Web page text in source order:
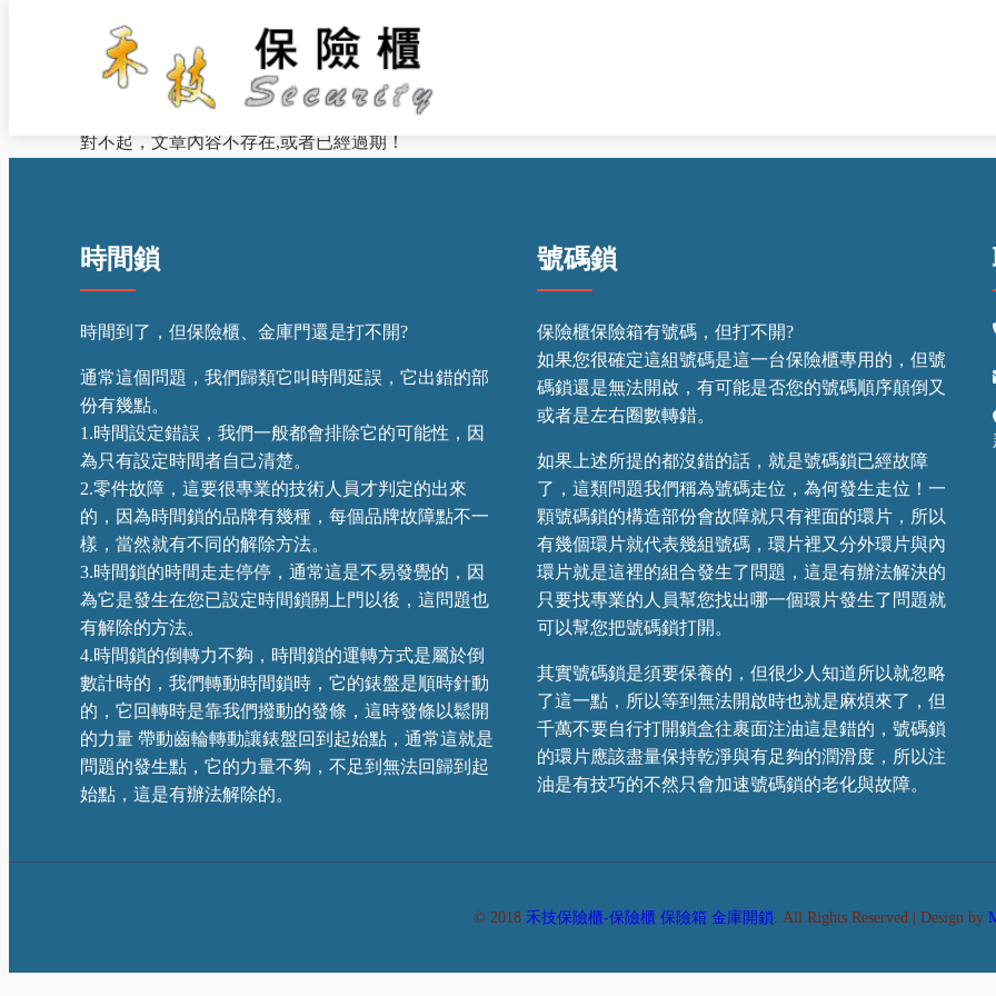
/ 最新消息
對不起，文章內容不存在,或者已經過期！
時間鎖
時間到了，但保險櫃、金庫門還是打不開?
通常這個問題，我們歸類它叫時間延誤，它出錯的部
份有幾點。
1.時間設定錯誤，我們一般都會排除它的可能性，因
為只有設定時間者自己清楚。
2.零件故障，這要很專業的技術人員才判定的出來
的，因為時間鎖的品牌有幾種，每個品牌故障點不一
樣，當然就有不同的解除方法。
3.時間鎖的時間走走停停，通常這是不易發覺的，因
為它是發生在您已設定時間鎖關上門以後，這問題也
有解除的方法。
4.時間鎖的倒轉力不夠，時間鎖的運轉方式是屬於倒
數計時的，我們轉動時間鎖時，它的錶盤是順時針動
的，它回轉時是靠我們撥動的發條，這時發條以鬆開
的力量 帶動齒輪轉動讓錶盤回到起始點，通常這就是
問題的發生點，它的力量不夠，不足到無法回歸到起
始點，這是有辦法解除的。
號碼鎖
保險櫃保險箱有號碼，但打不開?
如果您很確定這組號碼是這一台保險櫃專用的，但號
碼鎖還是無法開啟，有可能是否您的號碼順序顛倒又
或者是左右圈數轉錯。
如果上述所提的都沒錯的話，就是號碼鎖已經故障
了，這類問題我們稱為號碼走位，為何發生走位！一
顆號碼鎖的構造部份會故障就只有裡面的環片，所以
有幾個環片就代表幾組號碼，環片裡又分外環片與內
環片就是這裡的組合發生了問題，這是有辦法解決的
只要找專業的人員幫您找出哪一個環片發生了問題就
可以幫您把號碼鎖打開。
其實號碼鎖是須要保養的，但很少人知道所以就忽略
了這一點，所以等到無法開啟時也就是麻煩來了，但
千萬不要自行打開鎖盒往裹面注油這是錯的，號碼鎖
的環片應該盡量保持乾淨與有足夠的潤滑度，所以注
油是有技巧的不然只會加速號碼鎖的老化與故障。
© 2018 禾技保險櫃-保險櫃 保險箱 金庫開鎖 . All Rights Reserved | Design by